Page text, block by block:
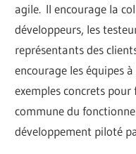
agile. Il encourage la
développeurs, les
représentants des
encourage les équipes
exemples concrets
commune du
développement piloté